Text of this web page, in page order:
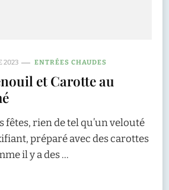
2023 ENTRÉES CHAUDES
et Carotte au
fêtes, rien de tel qu’un velouté
préparé avec des carottes
il y a des …